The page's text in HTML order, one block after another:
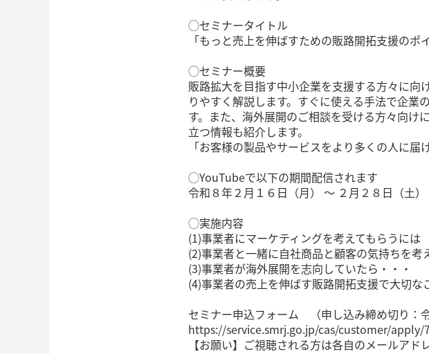
◯セミナータイトル
「もっと売上を伸ばすための販路開拓支援のポ
◯セミナー概要
販路拡大を目指す中小企業を支援する方々に向
りやすく解説します。すぐに使える手法で企業
す。また、海外展開のご相談を受ける方々向け
立つ情報も紹介します。
「お客様の製品やサービスをより多くの人に届
◯YouTubeで以下の期間配信されます
令和８年２月１６日（月） ～ ２月２８日（土
◯実施内容
(1)事業者にマーケティングを考えてもらうには
(2)事業者と一緒に自社商品と顧客の気持ちを考
(3)事業者が海外展開を志向していたら・・・
(4)事業者の売上を伸ばす販路開拓支援で大切な
セミナー申込フォーム （申し込み締め切り：
https://service.smrj.go.jp/cas/customer/
【お願い】ご視聴される方は各自のメールアド